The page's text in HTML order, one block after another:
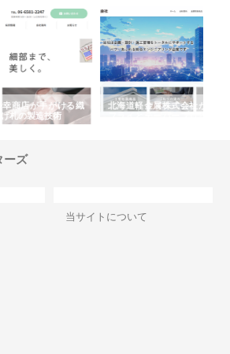
がける織
術
北海道軽金属株式会社がスノー
フライとテーパーブロックの専
用ページを新設
ーズ
当サイトについて